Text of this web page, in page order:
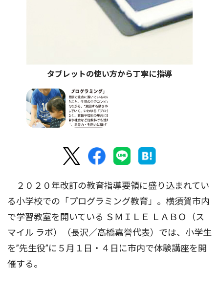
タブレットの使い方から丁寧に指導
２０２０年改訂の教育指導要領に盛り込まれてい
る小学校での「プログラミング教育」。横須賀市内
で学習教室を開いている ＳＭＩＬＥ ＬＡＢＯ（ス
マイル ラボ）（長沢／高橋嘉誉代表）では、小学生
を”先生役”に５月１日・４日に市内で体験講座を開
催する。